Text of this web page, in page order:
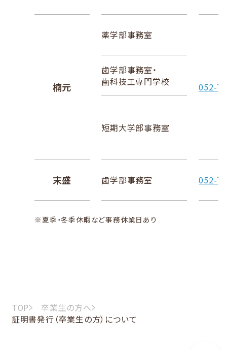
楠元
薬学部事務室
052-
歯学部事務室・
歯科技工専門学校
短期大学部事務室
末盛 歯学部事務室 052-
※ 夏季・冬季休暇など事務休業日あり
TOP
卒業生の方へ
証明書発行（卒業生の方）について